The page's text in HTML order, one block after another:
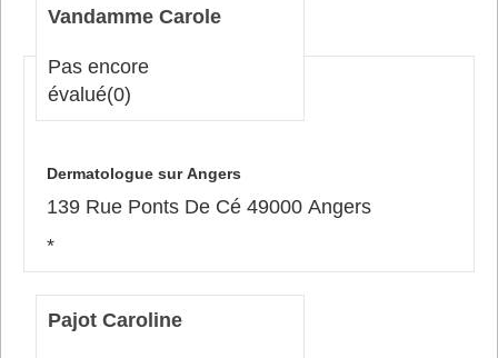
Vandamme Carole
Pas encore
évalué(0)
Dermatologue sur Angers
139 Rue Ponts De Cé 49000 Angers
*
Pajot Caroline